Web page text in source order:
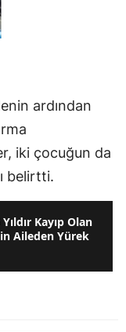
ardından
iki çocuğun da
belirtti.
Kayıp Olan
Aileden Yürek